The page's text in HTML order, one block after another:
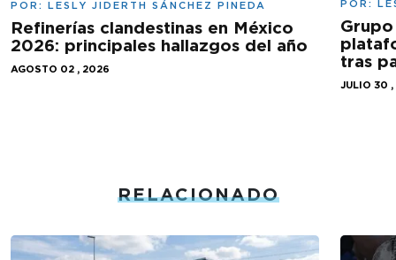
POR: LESLY JIDERTH SÁNCHEZ PINEDA
Refinerías clandestinas en México
2026: principales hallazgos del año
AGOSTO 02 , 2026
POR:
tras
JULIO 30
RELACIONADO